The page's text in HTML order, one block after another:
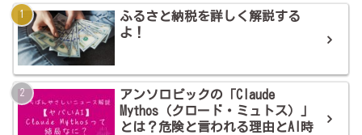
ふるさと納税を詳しく解説する
よ！
アンソロピックの「Claude
Mythos（クロード・ミュトス）」
とは？危険と言われる理由とAI時